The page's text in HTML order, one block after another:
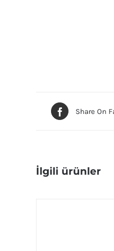
Share On
İlgili ürünler